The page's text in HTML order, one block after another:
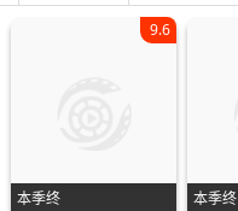
本季终
9.6
本季终